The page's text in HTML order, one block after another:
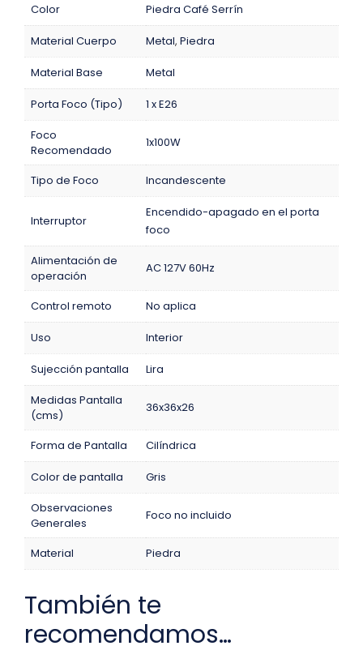
Color Piedra Café Serrín
Material Cuerpo Metal, Piedra
Material Base Metal
Porta Foco (Tipo)
1 x E26
Foco
Recomendado
1x100W
Tipo de Foco Incandescente
Interruptor
Encendido-apagado en el porta
foco
Alimentación de
operación
AC 127V 60Hz
Control remoto No aplica
Uso Interior
Sujección pantalla
Lira
Medidas Pantalla
(cms)
36x36x26
Forma de Pantalla Cilíndrica
Color de pantalla
Gris
Observaciones
Generales
Foco no incluido
Material Piedra
También te
recomendamos…